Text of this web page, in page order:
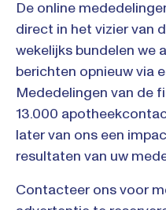
De online
direct in het vizier van
wekelijks bundelen we
berichten opnieuw via
Mededelingen van de
13.000
later van ons een
resultaten van uw
Contacteer ons voor